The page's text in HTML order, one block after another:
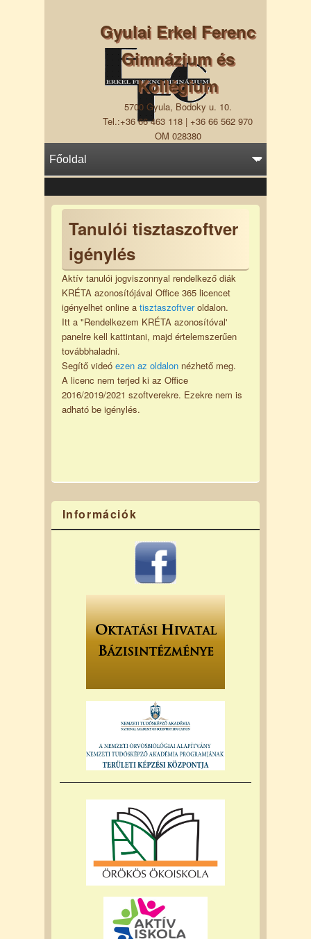
Gyulai Erkel Ferenc
Gimnázium és
Kollégium
5700 Gyula, Bodoky u. 10.
Tel.:+36 66 463 118 | +36 66 562 970
OM 028380
Tanulói tisztaszoftver
igénylés
Aktív tanulói jogviszonnyal rendelkező diák
KRÉTA azonosítójával Office 365 licencet
igényelhet online a tisztaszoftveroldalon.
Itt a "Rendelkezem KRÉTA azonosítóval'
panelre kell kattintani, majd értelemszerűen
továbbhaladni.
Segítő videó ezen az oldalonnézhető meg.
A licenc nem terjed ki az Office
2016/2019/2021 szoftverekre. Ezekre nem is
adható be igénylés.
Információk